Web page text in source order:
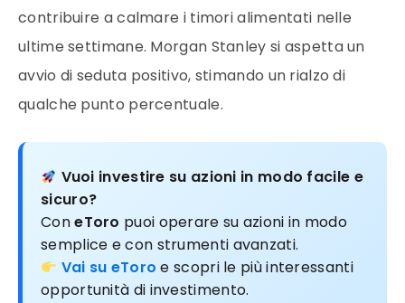
contribuire a calmare i timori alimentati nelle
ultime settimane. Morgan Stanley si aspetta un
avvio di seduta positivo, stimando un rialzo di
qualche punto percentuale.
Vuoi investire su azioni in modo facile e
sicuro?
ConeToro puoi operare su azioni in modo
semplice e con strumenti avanzati.
Vai su eToro e scopri le più interessanti
opportunità di investimento.